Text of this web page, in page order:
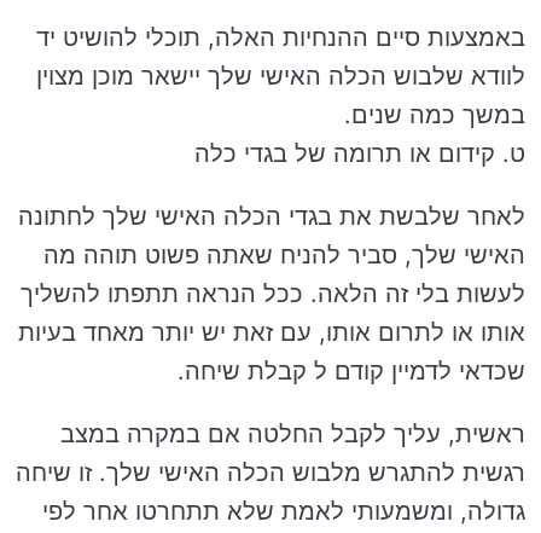
באמצעות סיים ההנחיות האלה, תוכלי להושיט יד
לוודא שלבוש הכלה האישי שלך יישאר מוכן מצוין
במשך כמה שנים.
ט. קידום או תרומה של בגדי כלה
לאחר שלבשת את בגדי הכלה האישי שלך לחתונה
האישי שלך, סביר להניח שאתה פשוט תוהה מה
לעשות בלי זה הלאה. ככל הנראה תתפתו להשליך
אותו או לתרום אותו, עם זאת יש יותר מאחד בעיות
שכדאי לדמיין קודם ל קבלת שיחה.
ראשית, עליך לקבל החלטה אם במקרה במצב
רגשית להתגרש מלבוש הכלה האישי שלך. זו שיחה
גדולה, ומשמעותי לאמת שלא תתחרטו אחר לפי